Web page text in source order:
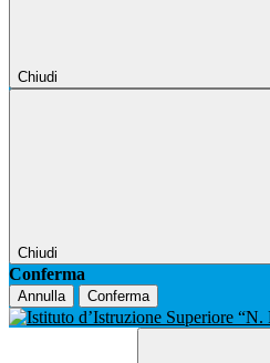
Chiudi
Chiudi
Conferma
Annulla Conferma